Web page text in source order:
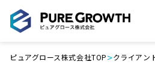
ピュアグロース株式会社TOP>クライアン